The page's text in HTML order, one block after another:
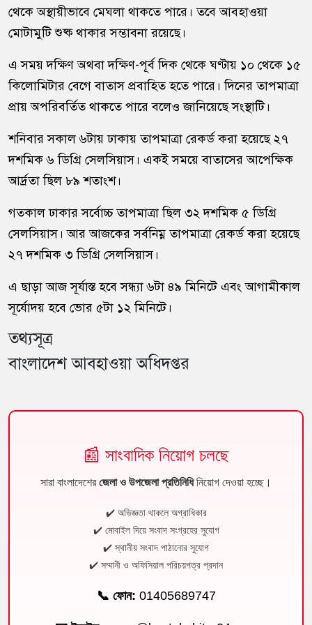
থেকে অস্থায়ীভাবে মেঘলা থাকতে পারে। তবে আবহাওয়া
মোটামুটি শুষ্ক থাকার সম্ভাবনা রয়েছে।
এ সময় দক্ষিণ অথবা দক্ষিণ-পূর্ব দিক থেকে ঘণ্টায় ১০ থেকে ১৫
কিলোমিটার বেগে বাতাস প্রবাহিত হতে পারে। দিনের তাপমাত্রা
প্রায় অপরিবর্তিত থাকতে পারে বলেও জানিয়েছে সংস্থাটি।
শনিবার সকাল ৬টায় ঢাকায় তাপমাত্রা রেকর্ড করা হয়েছে ২৭
দশমিক ৬ ডিগ্রি সেলসিয়াস। একই সময়ে বাতাসের আপেক্ষিক
আর্দ্রতা ছিল ৮৯ শতাংশ।
গতকাল ঢাকার সর্বোচ্চ তাপমাত্রা ছিল ৩২ দশমিক ৫ ডিগ্রি
সেলসিয়াস। আর আজকের সর্বনিম্ন তাপমাত্রা রেকর্ড করা হয়েছে
২৭ দশমিক ৩ ডিগ্রি সেলসিয়াস।
এ ছাড়া আজ সূর্যাস্ত হবে সন্ধ্যা ৬টা ৪৯ মিনিটে এবং আগামীকাল
সূর্যোদয় হবে ভোর ৫টা ১২ মিনিটে।
তথ্যসূত্র
বাংলাদেশ আবহাওয়া অধিদপ্তর
📰 সাংবাদিক নিয়োগ চলছে
সারা বাংলাদেশেরজেলা ও উপজেলা প্রতিনিধিনিয়োগ দেওয়া হচ্ছে।
✔️ অভিজ্ঞতা থাকলে অগ্রাধিকার
✔️ মোবাইল দিয়ে সংবাদ সংগ্রহের সুযোগ
✔️ স্থানীয় সংবাদ পাঠানোর সুযোগ
✔️ সম্মানী ও অফিসিয়াল পরিচয়পত্র প্রদান
📞 ফোন: 01405689747